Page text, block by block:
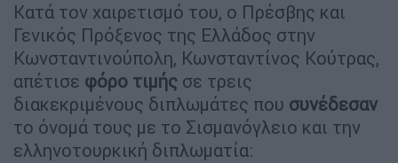
Κατά τον χαιρετισμό του, ο Πρέσβης και
Γενικός Πρόξενος της Ελλάδος στην
Κωνσταντινούπολη, Κωνσταντίνος Κούτρας,
απέτισε φόρο τιμής σε τρεις
διακεκριμένους διπλωμάτες που συνέδεσαν
το όνομά τους με το Σισμανόγλειο και την
ελληνοτουρκική διπλωματία: